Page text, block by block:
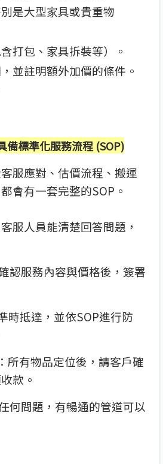
是大型家具或貴重物
打包、家具拆裝等）。
並註明額外加價的條件。
備標準化服務流程 (SOP)
服應對、估價流程、搬運
會有一套完整的SOP。
客服人員能清楚回答問題，
認服務內容與價格後，簽署
時抵達，並依SOP進行防
所有物品定位後，請客戶確
款。
何問題，有暢通的管道可以